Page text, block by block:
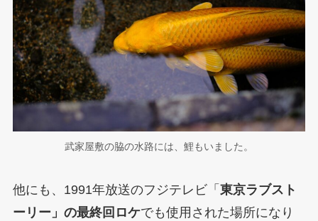
武家屋敷の脇の水路には、鯉もいました。
他にも、1991年放送のフジテレビ「 東京ラブスト
ーリー」の最終回ロケでも使用された場所になり